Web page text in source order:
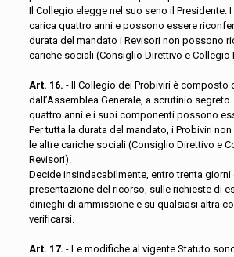
Il Collegio elegge nel suo seno il Presidente.
carica quattro anni e possono essere
durata del mandato i Revisori non possono
cariche sociali (Consiglio Direttivo e Collegio
Art. 16. - Il Collegio dei Probiviri è composto
dall’Assemblea Generale, a scrutinio
quattro anni e i suoi componenti possono
Per tutta la durata del mandato, i Probiviri
le altre cariche sociali (Consiglio Direttivo e
Revisori).
Decide insindacabilmente, entro trenta giorni
presentazione del ricorso, sulle richieste di
dinieghi di ammissione e su qualsiasi altra
verificarsi.
Art. 17.- Le modifiche al vigente Statuto